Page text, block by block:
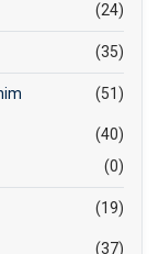
(24)
(35)
(51)
(40)
(0)
(19)
(37)